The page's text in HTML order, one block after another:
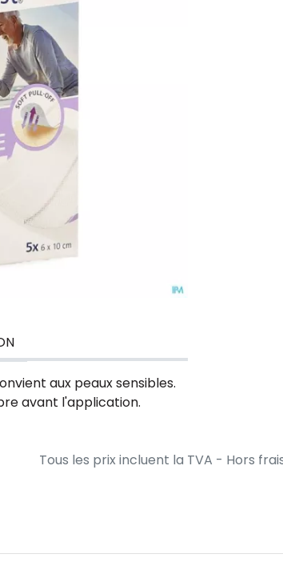
aux peaux sensibles.
avant l'application.
Tous les prix incluent la TVA - Hors